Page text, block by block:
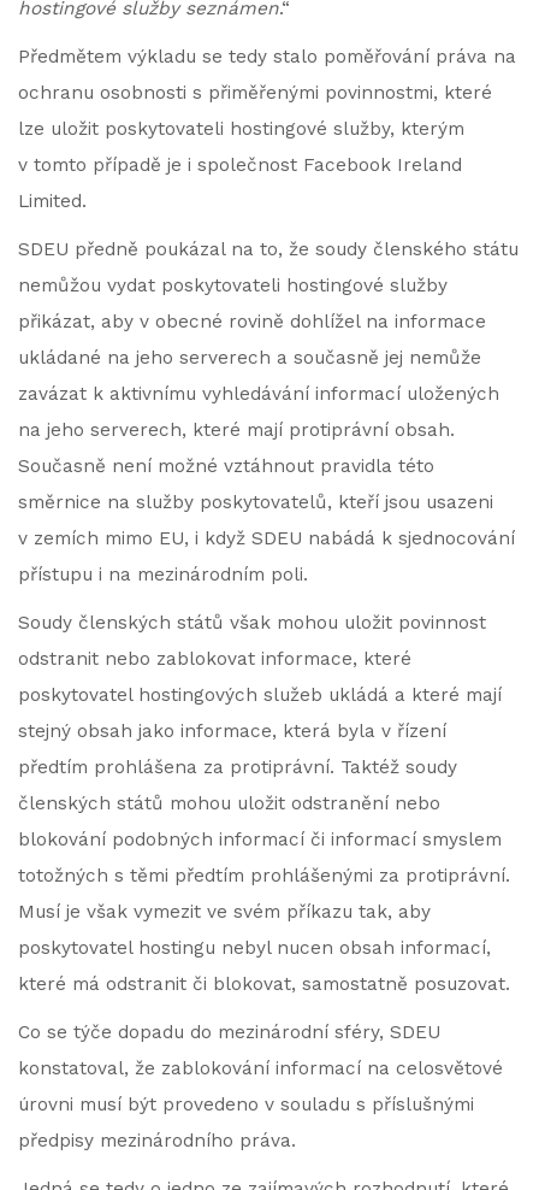
hostingové služby seznámen.“
Předmětem výkladu se tedy stalo poměřování práva na
ochranu osobnosti s přiměřenými povinnostmi, které
lze uložit poskytovateli hostingové služby, kterým
v tomto případě je i společnost Facebook Ireland
Limited.
SDEU předně poukázal na to, že soudy členského státu
nemůžou vydat poskytovateli hostingové služby
přikázat, aby v obecné rovině dohlížel na informace
ukládané na jeho serverech a současně jej nemůže
zavázat k aktivnímu vyhledávání informací uložených
na jeho serverech, které mají protiprávní obsah.
Současně není možné vztáhnout pravidla této
směrnice na služby poskytovatelů, kteří jsou usazeni
v zemích mimo EU, i když SDEU nabádá k sjednocování
přístupu i na mezinárodním poli.
Soudy členských států však mohou uložit povinnost
odstranit nebo zablokovat informace, které
poskytovatel hostingových služeb ukládá a které mají
stejný obsah jako informace, která byla v řízení
předtím prohlášena za protiprávní. Taktéž soudy
členských států mohou uložit odstranění nebo
blokování podobných informací či informací smyslem
totožných s těmi předtím prohlášenými za protiprávní.
Musí je však vymezit ve svém příkazu tak, aby
poskytovatel hostingu nebyl nucen obsah informací,
které má odstranit či blokovat, samostatně posuzovat.
Co se týče dopadu do mezinárodní sféry, SDEU
konstatoval, že zablokování informací na celosvětové
úrovni musí být provedeno v souladu s příslušnými
předpisy mezinárodního práva.